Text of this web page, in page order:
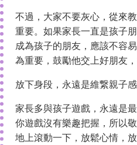
不過，大家不要灰心，從來
重要。如果家長一直是孩子
成為孩子的朋友，應該不容
為重要，鼓勵他交上好朋友
放下身段，永遠是維繋親子
家長多與孩子遊戲，永遠是
你遊戲沒有樂趣把握，所以
地上滾動一下，放鬆心情，